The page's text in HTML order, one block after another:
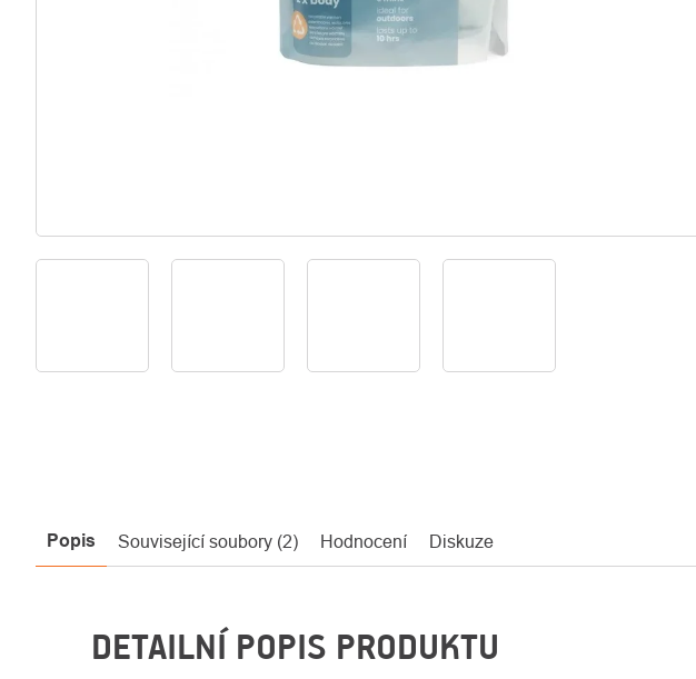
Popis Související soubory (2) Hodnocení Diskuze
DETAILNÍ POPIS PRODUKTU